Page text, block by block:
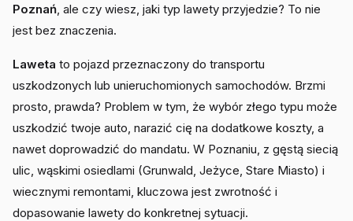
Poznań, ale czy wiesz, jaki typ lawety przyjedzie? To nie
jest bez znaczenia.
Laweta to pojazd przeznaczony do transportu
uszkodzonych lub unieruchomionych samochodów. Brzmi
prosto, prawda? Problem w tym, że wybór złego typu może
uszkodzić twoje auto, narazić cię na dodatkowe koszty, a
nawet doprowadzić do mandatu. W Poznaniu, z gęstą siecią
ulic, wąskimi osiedlami (Grunwald, Jeżyce, Stare Miasto) i
wiecznymi remontami, kluczowa jest zwrotność i
dopasowanie lawety do konkretnej sytuacji.